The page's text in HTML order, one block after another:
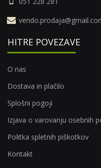
HITRE POVEZAVE
O nas
Dostava in plačilo
Splošni pogoji
Izjava o varovanju osebnih
Politka spletnih piškotkov
Kontakt